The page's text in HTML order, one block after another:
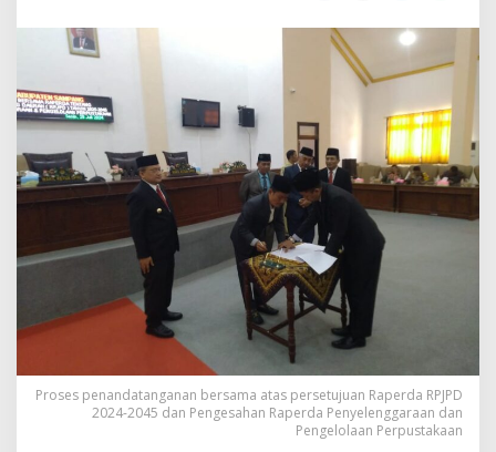
RPJPD
Proses penandatanganan bersama atas persetujuan Raperda RPJPD
2024-2045 dan Pengesahan Raperda Penyelenggaraan dan
Pengelolaan Perpustakaan